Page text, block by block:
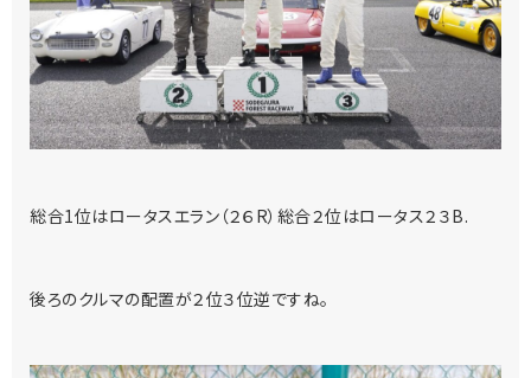
総合1位はロータスエラン（２６R）総合２位はロータス２３B.
後ろのクルマの配置が２位３位逆ですね。